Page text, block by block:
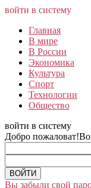
войти в систему
Главная
В мире
В России
Экономика
Культура
Спорт
Технологии
Общество
войти в систему
Добро пожаловат!
Вы забыли свой